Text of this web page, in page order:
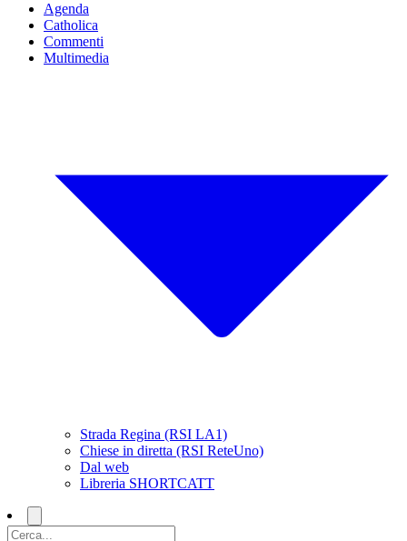
Agenda
Catholica
Commenti
Multimedia
Strada Regina (RSI LA1)
Chiese in diretta (RSI ReteUno)
Dal web
Libreria SHORTCATT